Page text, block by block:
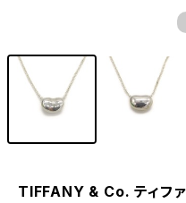
TIFFANY & Co. ティフ